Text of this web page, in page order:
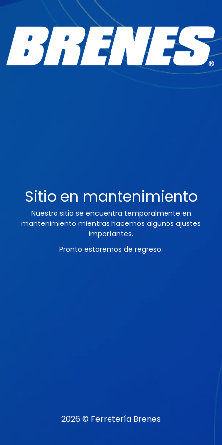
Sitio en mantenimiento
Nuestro sitio se encuentra temporalmente en
mantenimiento mientras hacemos algunos ajustes
importantes.
Pronto estaremos de regreso.
2026 © Ferretería Brenes